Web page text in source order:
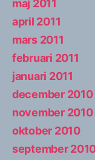
maj 2011
april 2011
mars 2011
februari 2011
januari 2011
december 2010
november 2010
oktober 2010
september